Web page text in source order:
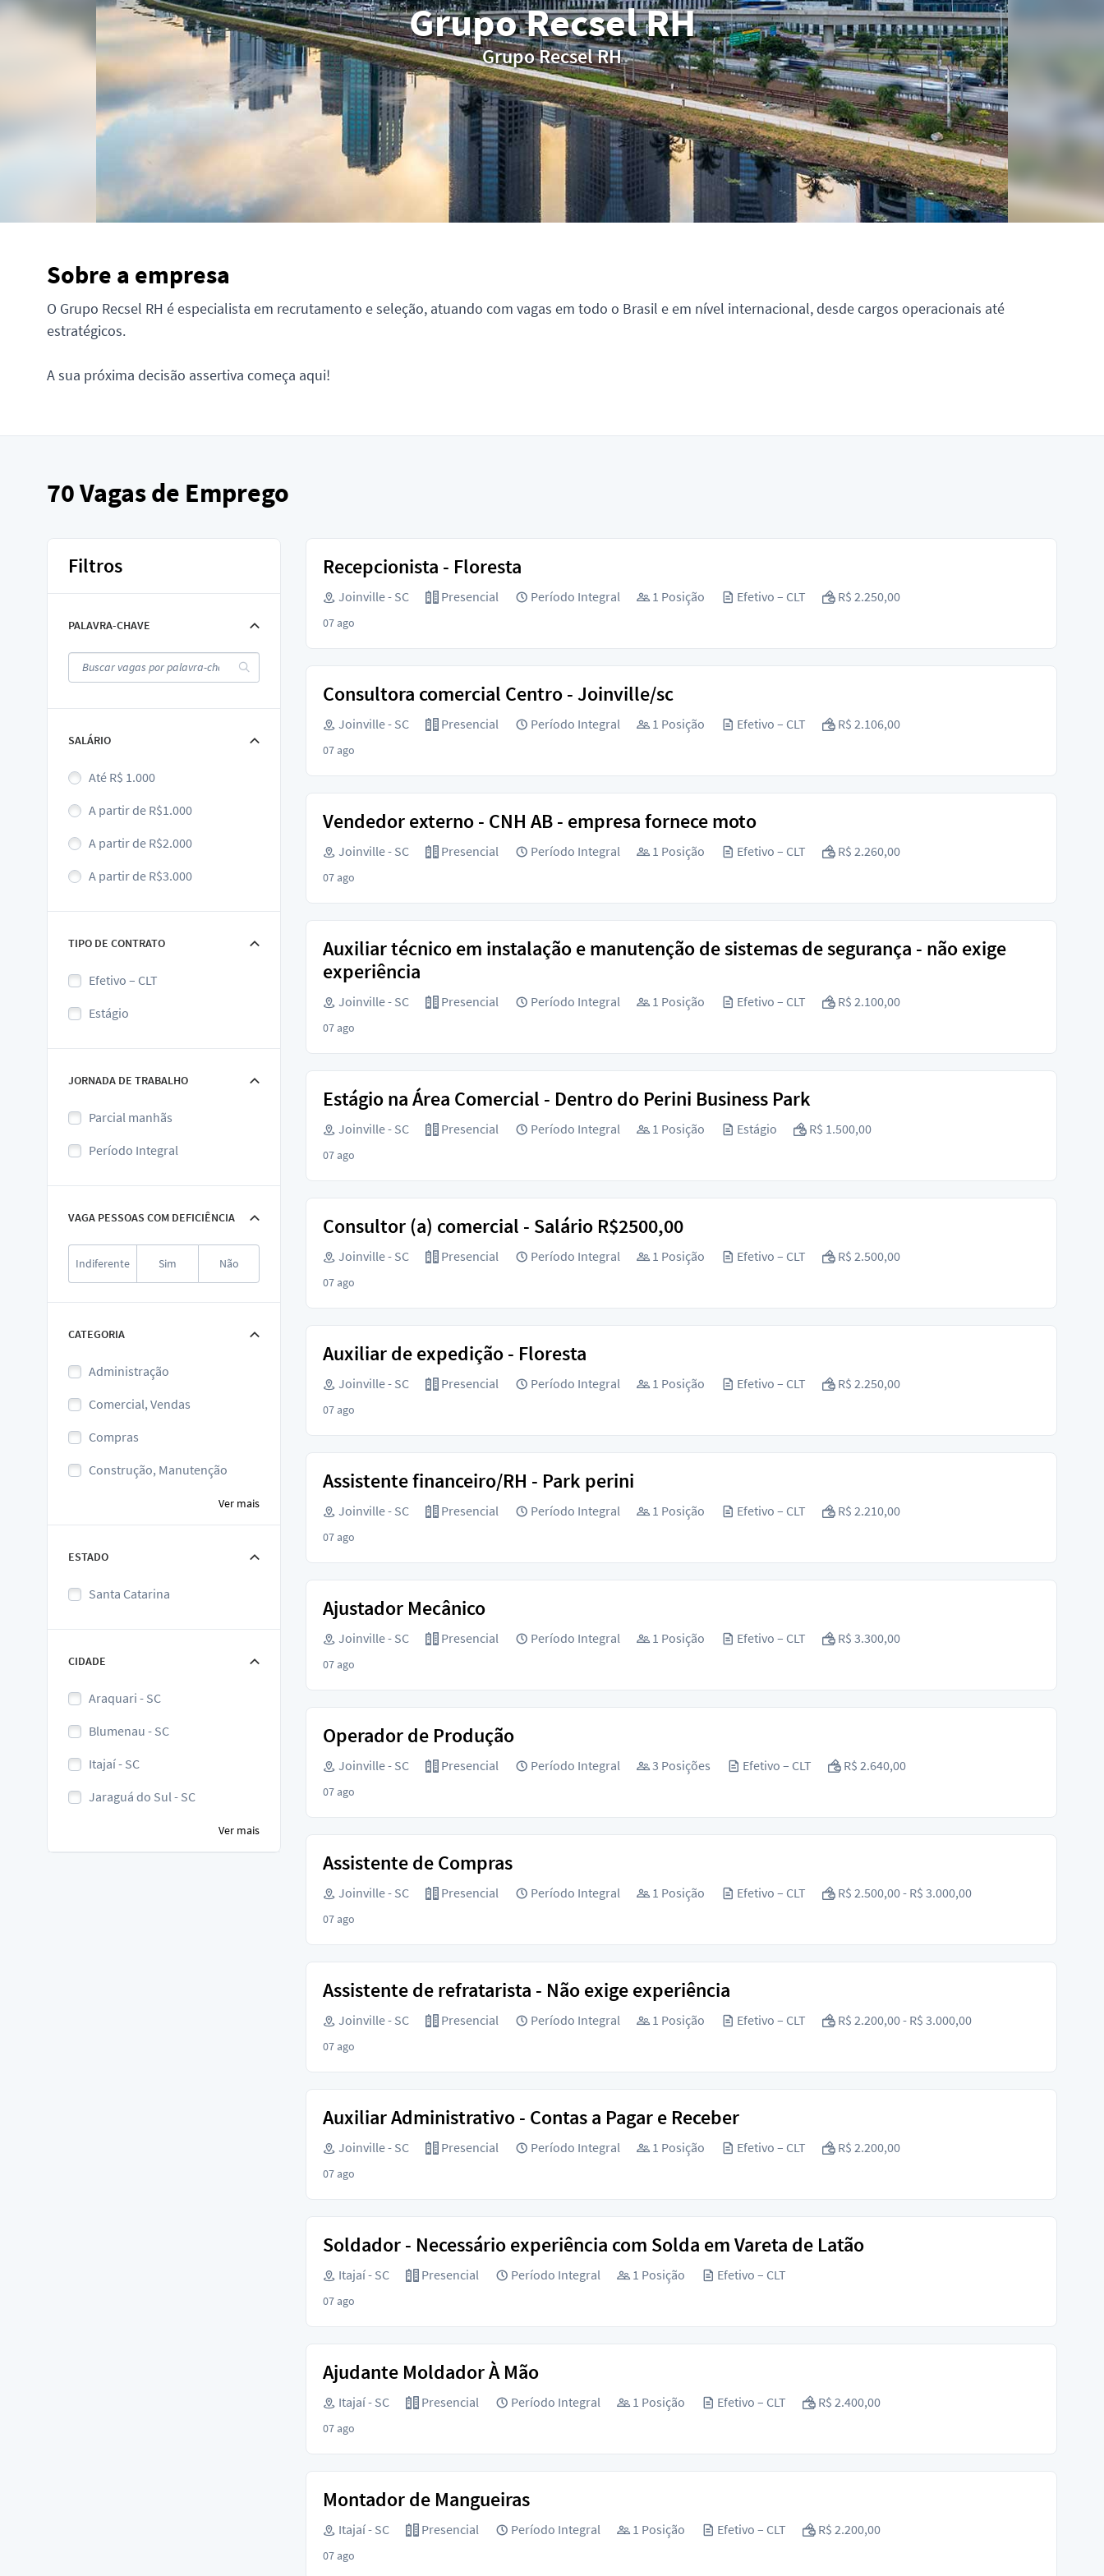
Grupo Recsel RH
Grupo Recsel RH
Sobre a empresa
O Grupo Recsel RH é especialista em recrutamento e seleção, atuando com vagas em todo o Brasil e em nível internacional, desde cargos operacionais até
estratégicos.
A sua próxima decisão assertiva começa aqui!
70Vagas de Emprego
Filtros
PALAVRA-CHAVE
SALÁRIO
Até R$ 1.000
A partir de R$1.000
A partir de R$2.000
A partir de R$3.000
TIPO DE CONTRATO
Efetivo – CLT
Estágio
JORNADA DE TRABALHO
Parcial manhãs
Período Integral
VAGA PESSOAS COM DEFICIÊNCIA
Indiferente Sim Não
CATEGORIA
Administração
Comercial, Vendas
Compras
Construção, Manutenção
Ver mais
ESTADO
Santa Catarina
CIDADE
Araquari - SC
Blumenau - SC
Itajaí - SC
Jaraguá do Sul - SC
Ver mais
Recepcionista - Floresta
Joinville - SC Presencial Período Integral 1 Posição Efetivo – CLT R$ 2.250,00
07 ago
Consultora comercial Centro - Joinville/sc
Joinville - SC Presencial Período Integral 1 Posição Efetivo – CLT R$ 2.106,00
07 ago
Vendedor externo - CNH AB - empresa fornece moto
Joinville - SC Presencial Período Integral 1 Posição Efetivo – CLT R$ 2.260,00
07 ago
Auxiliar técnico em instalação e manutenção de sistemas de segurança - não exige
experiência
Joinville - SC Presencial Período Integral 1 Posição Efetivo – CLT R$ 2.100,00
07 ago
Estágio na Área Comercial - Dentro do Perini Business Park
Joinville - SC Presencial Período Integral 1 Posição Estágio R$ 1.500,00
07 ago
Consultor (a) comercial - Salário R$2500,00
Joinville - SC Presencial Período Integral 1 Posição Efetivo – CLT R$ 2.500,00
07 ago
Auxiliar de expedição - Floresta
Joinville - SC Presencial Período Integral 1 Posição Efetivo – CLT R$ 2.250,00
07 ago
Assistente financeiro/RH - Park perini
Joinville - SC Presencial Período Integral 1 Posição Efetivo – CLT R$ 2.210,00
07 ago
Ajustador Mecânico
Joinville - SC Presencial Período Integral 1 Posição Efetivo – CLT R$ 3.300,00
07 ago
Operador de Produção
Joinville - SC Presencial Período Integral 3 Posições Efetivo – CLT R$ 2.640,00
07 ago
Assistente de Compras
Joinville - SC Presencial Período Integral 1 Posição Efetivo – CLT R$ 2.500,00 - R$ 3.000,00
07 ago
Assistente de refratarista - Não exige experiência
Joinville - SC Presencial Período Integral 1 Posição Efetivo – CLT R$ 2.200,00 - R$ 3.000,00
07 ago
Auxiliar Administrativo - Contas a Pagar e Receber
Joinville - SC Presencial Período Integral 1 Posição Efetivo – CLT R$ 2.200,00
07 ago
Soldador - Necessário experiência com Solda em Vareta de Latão
Itajaí - SC Presencial Período Integral 1 Posição Efetivo – CLT
07 ago
Ajudante Moldador À Mão
Itajaí - SC Presencial Período Integral 1 Posição Efetivo – CLT R$ 2.400,00
07 ago
Montador de Mangueiras
Itajaí - SC Presencial Período Integral 1 Posição Efetivo – CLT R$ 2.200,00
07 ago